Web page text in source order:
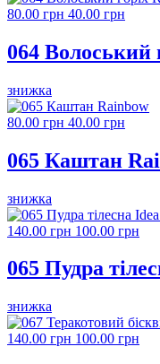
80.00 грн 40.00 грн
064 Волоський
знижка
80.00 грн 40.00 грн
065 Каштан
знижка
140.00 грн 100.00 грн
065 Пудра
знижка
140.00 грн 100.00 грн